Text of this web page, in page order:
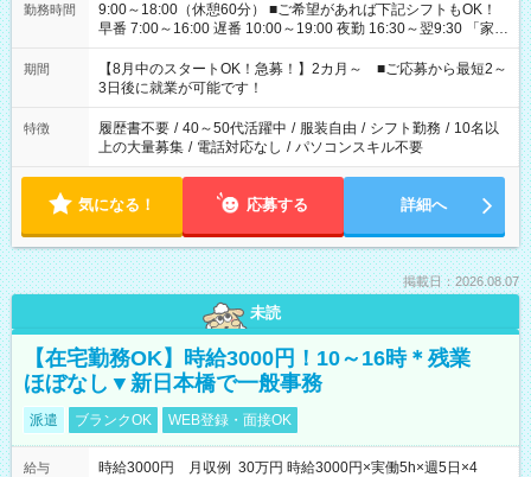
勤務時間
9:00～18:00（休憩60分） ■ご希望があれば下記シフトもOK！
早番 7:00～16:00 遅番 10:00～19:00 夜勤 16:30～翌9:30 「家族
と休みを合わせたい」 「余裕を持って夕飯の準備がしたい」
「できれば残業はしたくない」 など、ご希望を教えてください
ね。 ※Wワーク希望の方へ 今ご覧のお仕事で希望する勤務時間
と、もう1つのお仕事の勤務時間。 合計で週40時間を超える場
合は応募できません。
期間
【8月中のスタートOK！急募！】2カ月～ ■ご応募から最短2～
3日後に就業が可能です！
特徴 履歴書不要 / 40～50代活躍中 / 服装自由 / シフト勤務 / 10名以
上の大量募集 / 電話対応なし / パソコンスキル不要
気になる！ 応募する 詳細へ
掲載日：2026.08.07
未読
【在宅勤務OK】時給3000円！10～16時＊残業
ほぼなし▼新日本橋で一般事務
派遣 ブランクOK WEB登録・面接OK
給与
時給3000円 月収例 30万円 時給3000円×実働5h×週5日×4